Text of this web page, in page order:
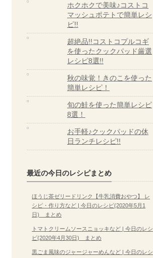
ホクホクで美味♪コストコ
マッシュポテトで簡単レシ
ピ!!
超絶品!!コストコプルコギ
を使ったクックパッド厳選
レシピ8選!!
秋の味覚！きのこを使った
簡単レシピ！
旬の鮭を使った簡単レシピ
8選！
お手軽♪クックパッドの休
日ランチレシピ!!
最近の今日のレシピまとめ
ほうじ茶ゼリードリンク【牛乳消費おやつ】 レ
シピ・作り方など | 今日のレシピ(2020年5月1
日) まとめ
トマトクリームソースニョッキなど | 今日のレシ
ピ(2020年4月30日) まとめ
黒ごま風味のジャージャーめんなど | 今日のレシ